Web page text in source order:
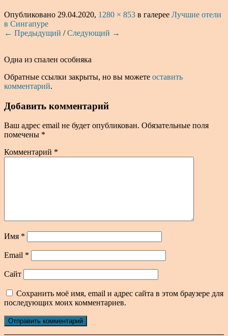
Опубликовано 29.04.2020, 1280 × 853 в галерее Лучшие отели
в Сингапуре
← Предыдущий /Следующий →
Одна из спален особняка
Обратные ссылки закрыты, но вы можете оставить
комментарий.
Добавить комментарий
Ваш адрес email не будет опубликован. Обязательные поля
помечены *
Комментарий *
Имя *
Email *
Сайт
Сохранить моё имя, email и адрес сайта в этом браузере для
последующих моих комментариев.